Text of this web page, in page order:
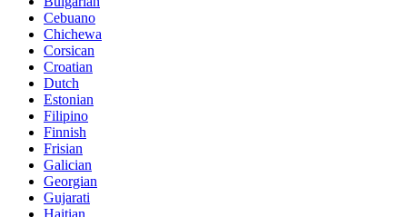
Cebuano
Chichewa
Corsican
Croatian
Dutch
Estonian
Filipino
Finnish
Frisian
Galician
Georgian
Gujarati
Haitian